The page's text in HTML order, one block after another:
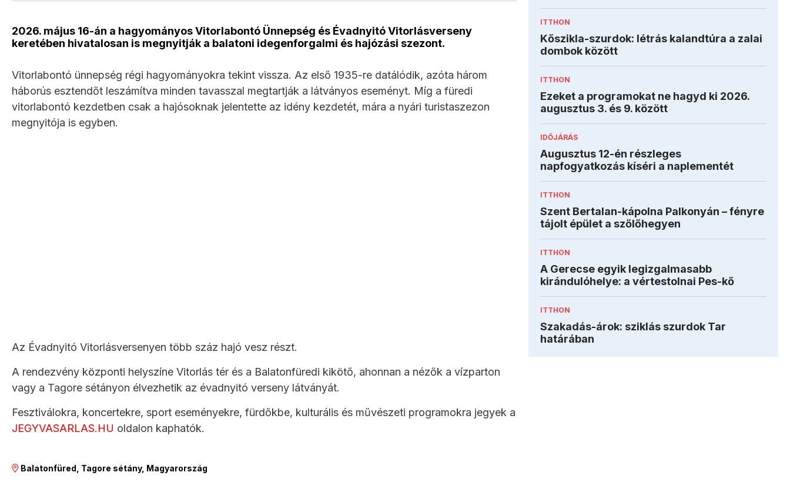
2026. május 16-án a hagyományos Vitorlabontó Ünnepség és Évadnyitó Vitorlásverseny
keretében hivatalosan is megnyitják a balatoni idegenforgalmi és hajózási szezont.
Vitorlabontó ünnepség régi hagyományokra tekint vissza. Az első 1935-re datálódik, azóta három
háborús esztendőt leszámítva minden tavasszal megtartják a látványos eseményt. Míg a füredi
vitorlabontó kezdetben csak a hajósoknak jelentette az idény kezdetét, mára a nyári turistaszezon
megnyitója is egyben.
Az Évadnyitó Vitorlásversenyen több száz hajó vesz részt.
A rendezvény központi helyszíne Vitorlás tér és a Balatonfüredi kikötő, ahonnan a nézők a vízparton
vagy a Tagore sétányon élvezhetik az évadnyitó verseny látványát.
Fesztiválokra, koncertekre, sport eseményekre, fürdőkbe, kulturális és művészeti programokra jegyek a
JEGYVASARLAS.HU oldalon kaphatók.
Balatonfüred, Tagore sétány, Magyarország
ITTHON
Kőszikla-szurdok: létrás kalandtúra a zalai
dombok között
ITTHON
Ezeket a programokat ne hagyd ki 2026.
augusztus 3. és 9. között
IDŐJÁRÁS
Augusztus 12-én részleges
napfogyatkozás kíséri a naplementét
ITTHON
Szent Bertalan-kápolna Palkonyán – fényre
tájolt épület a szőlőhegyen
ITTHON
A Gerecse egyik legizgalmasabb
kirándulóhelye: a vértestolnai Pes-kő
ITTHON
Szakadás-árok: sziklás szurdok Tar
határában